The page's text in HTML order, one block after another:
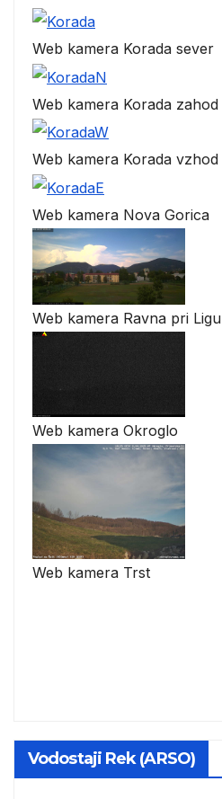
Web kamera Korada sever
Web kamera Korada zahod
Web kamera Korada vzhod
Web kamera Nova Gorica
Web kamera Ravna pri Ligu
Web kamera Okroglo
Web kamera Trst
Vodostaji Rek (ARSO)